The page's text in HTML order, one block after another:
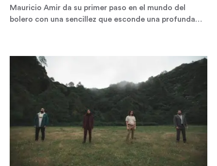
Mauricio Amir da su primer paso en el mundo del
bolero con una sencillez que esconde una profunda…